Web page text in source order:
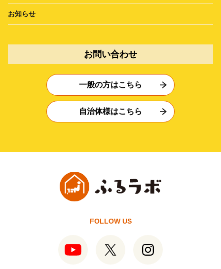
お知らせ
お問い合わせ
一般の方はこちら
自治体様はこちら
FOLLOW US